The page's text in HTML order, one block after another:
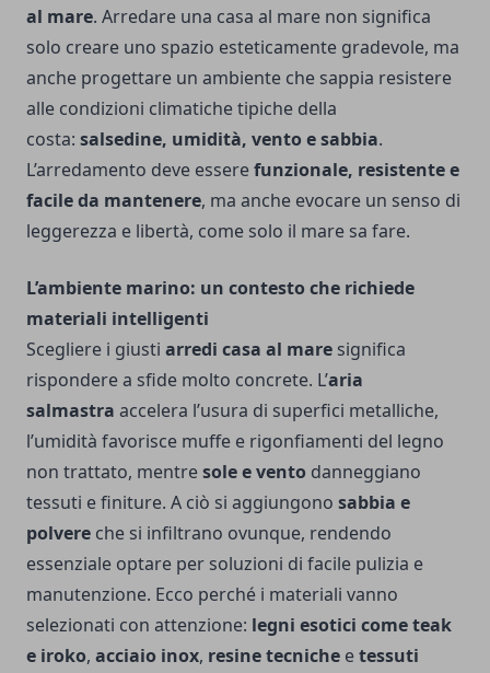
al mare. Arredare una casa al mare non significa
solo creare uno spazio esteticamente gradevole, ma
anche progettare un ambiente che sappia resistere
alle condizioni climatiche tipiche della
costa: salsedine, umidità, vento e sabbia.
L’arredamento deve esserefunzionale, resistente e
facile da mantenere, ma anche evocare un senso di
leggerezza e libertà, come solo il mare sa fare.
L’ambiente marino: un contesto che richiede
materiali intelligenti
Scegliere i giusti arredi casa al mare significa
rispondere a sfide molto concrete. L’aria
salmastra accelera l’usura di superfici metalliche,
l’umidità favorisce muffe e rigonfiamenti del legno
non trattato, mentresole e vento danneggiano
tessuti e finiture. A ciò si aggiungono sabbia e
polvere che si infiltrano ovunque, rendendo
essenziale optare per soluzioni di facile pulizia e
manutenzione. Ecco perché i materiali vanno
selezionati con attenzione: legni esotici come teak
e iroko, acciaio inox, resine tecniche etessuti